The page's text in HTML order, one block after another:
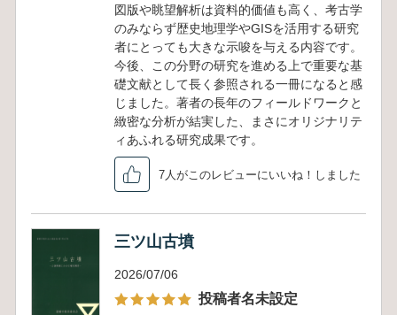
図版や眺望解析は資料的価値も高く、考古学
のみならず歴史地理学やGISを活用する研究
者にとっても大きな示唆を与える内容です。
今後、この分野の研究を進める上で重要な基
礎文献として長く参照される一冊になると感
じました。著者の長年のフィールドワークと
緻密な分析が結実した、まさにオリジナリテ
ィあふれる研究成果です。
7人がこのレビューにいいね！しました
三ツ山古墳
2026/07/06
投稿者名未設定